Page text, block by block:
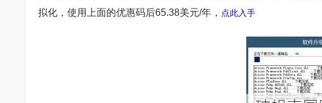
拟化，使用上面的优惠码后65.38美元/年， 点此入手